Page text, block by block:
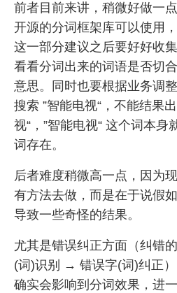
前者目前来讲，稍微好做一
开源的分词框架库可以使用
这一部分建议之后要好好收
看看分词出来的词语是否切
意思。同时也要根据业务调
搜索 ”智能电视“，不能结果
视“，”智能电视“ 这个词本
词存在。
后者难度稍微高一点，因为
有方法去做，而是在于说假
导致一些奇怪的结果。
尤其是错误纠正方面（纠错
(词)识别 → 错误字(词)纠正
确实会影响到分词效果，进